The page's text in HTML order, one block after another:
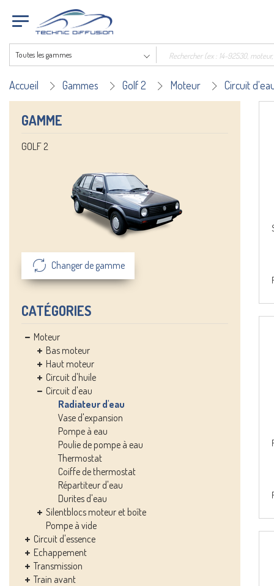
Toutes les gammes
Accueil Gammes Golf 2 Moteur Circuit
GAMME
GOLF 2
Changer de gamme
CATÉGORIES
Moteur
Bas moteur
Haut moteur
Circuit d'huile
Circuit d'eau
Radiateur d'eau
Vase d'expansion
Pompe à eau
Poulie de pompe à eau
Thermostat
Coiffe de thermostat
Répartiteur d'eau
Durites d'eau
Silentblocs moteur et boîte
Pompe à vide
Circuit d'essence
Echappement
Transmission
Train avant